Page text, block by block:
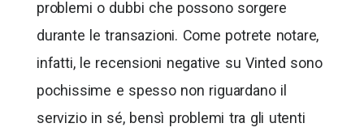
problemi o dubbi che possono sorgere
durante le transazioni. Come potrete notare,
infatti, le recensioni negative su Vinted sono
pochissime e spesso non riguardano il
servizio in sé, bensì problemi tra gli utenti